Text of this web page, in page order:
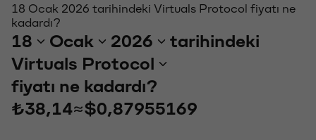
18 Ocak 2026 tarihindeki Virtuals Protocol fiyatı ne
kadardı?
18 Ocak 2026
tarihindeki
Virtuals Protocol
fiyatı ne kadardı?
₺38,14≈$0,87955169